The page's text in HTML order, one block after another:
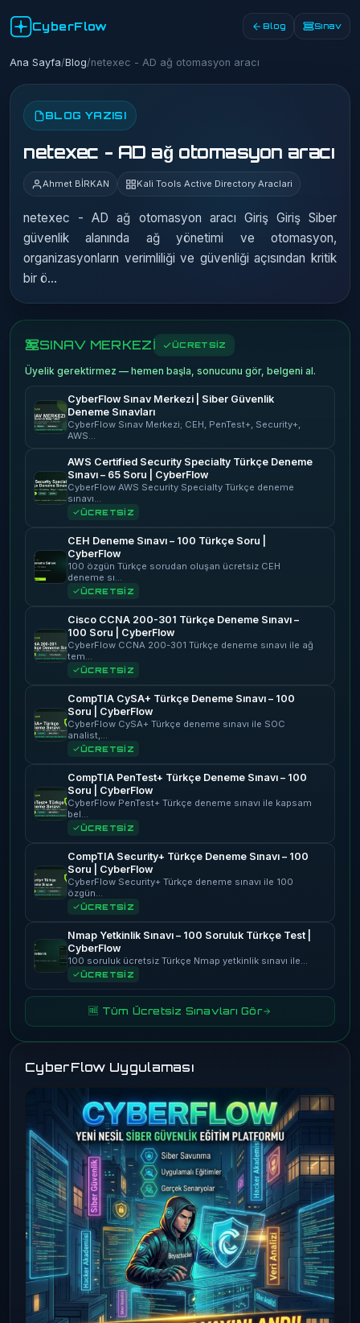
CyberFlow Blog Sınav
Ana Sayfa/Blog/netexec - AD ağ otomasyon aracı
BLOG YAZISI
netexec - AD ağ otomasyon aracı
Ahmet BİRKAN Kali Tools Active Directory Araclari
netexec - AD ağ otomasyon aracı Giriş Giriş Siber
güvenlik alanında ağ yönetimi ve otomasyon,
organizasyonların verimliliği ve güvenliği açısından kritik
bir ö…
SINAV MERKEZİ ÜCRETSİZ
Üyelik gerektirmez — hemen başla, sonucunu gör, belgeni al.
CyberFlow Sınav Merkezi | Siber Güvenlik
Deneme Sınavları
CyberFlow Sınav Merkezi; CEH, PenTest+, Security+,
AWS…
AWS Certified Security Specialty Türkçe Deneme
Sınavı – 65 Soru | CyberFlow
CyberFlow AWS Security Specialty Türkçe deneme
sınavı…
ÜCRETSİZ
CEH Deneme Sınavı – 100 Türkçe Soru |
CyberFlow
100 özgün Türkçe sorudan oluşan ücretsiz CEH
deneme sı…
ÜCRETSİZ
Cisco CCNA 200-301 Türkçe Deneme Sınavı –
100 Soru | CyberFlow
CyberFlow CCNA 200-301 Türkçe deneme sınavı ile ağ
tem…
ÜCRETSİZ
CompTIA CySA+ Türkçe Deneme Sınavı – 100
Soru | CyberFlow
CyberFlow CySA+ Türkçe deneme sınavı ile SOC
analist,…
ÜCRETSİZ
CompTIA PenTest+ Türkçe Deneme Sınavı – 100
Soru | CyberFlow
CyberFlow PenTest+ Türkçe deneme sınavı ile kapsam
bel…
ÜCRETSİZ
CompTIA Security+ Türkçe Deneme Sınavı – 100
Soru | CyberFlow
CyberFlow Security+ Türkçe deneme sınavı ile 100
özgün…
ÜCRETSİZ
Nmap Yetkinlik Sınavı – 100 Soruluk Türkçe Test |
CyberFlow
100 soruluk ücretsiz Türkçe Nmap yetkinlik sınavı ile…
ÜCRETSİZ
🆓 Tüm Ücretsiz Sınavları Gör
CyberFlow Uygulaması